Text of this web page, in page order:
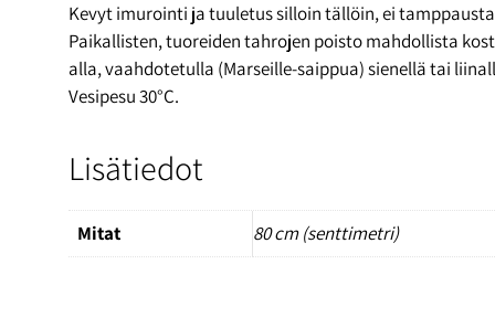
Kevyt imurointi ja tuuletus silloin tällöin, ei
Paikallisten, tuoreiden tahrojen poisto mahdollista
alla, vaahdotetulla (Marseille-saippua) sienellä tai
Vesipesu 30°C.
Lisätiedot
Mitat 80 cm (senttimetri)